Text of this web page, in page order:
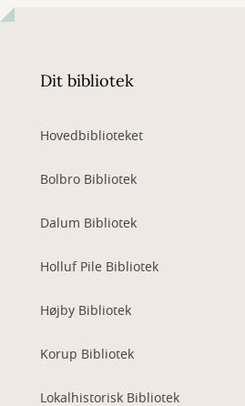
Dit bibliotek
Hovedbiblioteket
Bolbro Bibliotek
Dalum Bibliotek
Holluf Pile Bibliotek
Højby Bibliotek
Korup Bibliotek
Lokalhistorisk Bibliotek